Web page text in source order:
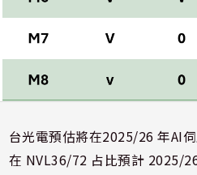
台光電預估將在2025/26 年AI
在 NVL36/72 占比預計 2025/